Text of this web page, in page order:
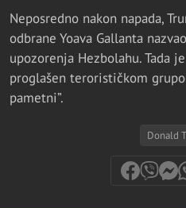
Neposredno nakon napada,
odbrane Yoava Gallanta
upozorenja Hezbolahu. Tada
proglašen terorističkom
pametni”.
Donald